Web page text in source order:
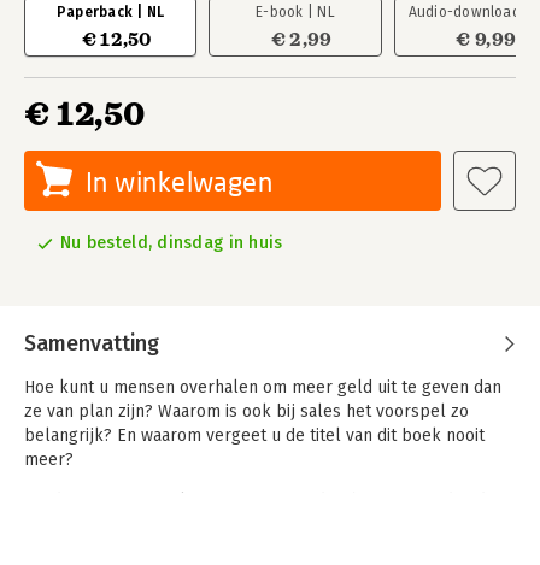
Paperback | NL
€ 12,50
E-book | NL
€ 2,99
Audio-download |
€ 9,99
€ 12,50
In winkelwagen
Nu besteld, dinsdag in huis
Samenvatting
Hoe kunt u mensen overhalen om meer geld uit te geven dan
ze van plan zijn? Waarom is ook bij sales het voorspel zo
belangrijk? En waarom vergeet u de titel van dit boek nooit
meer?